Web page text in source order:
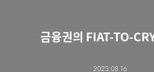
금융권의 FIAT-TO-
2023.08.16